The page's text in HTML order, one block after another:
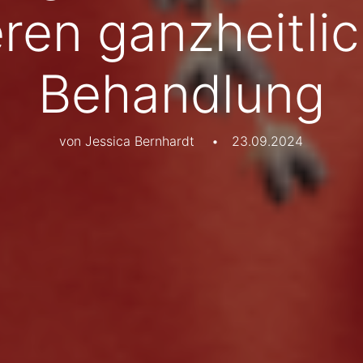
Behandlung
von Jessica Bernhardt • 23.09.2024